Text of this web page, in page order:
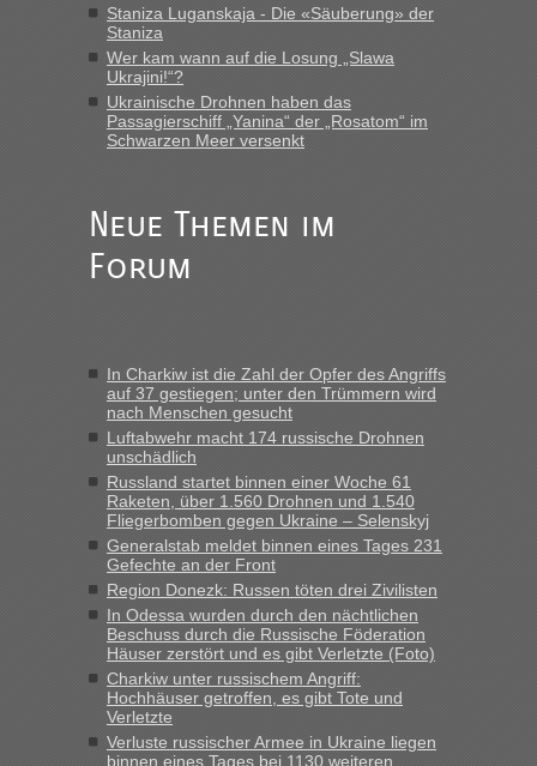
Recht, Visa und Dokumente • Re: Deklaration
gebrauchter Kleidung beim Zoll
„Vielen Dank, mit einem Briefchen meiner Frau im Gepäck
gab es keine Probleme“
fast 11 Milliarden aufgedeckt
„Am besten wäre natürlich, wenn die Frau mit dabei ist.
Alleinreisende Männer stehen schließlich immer unter
Milliarden aufgedeckt
„Kein Zoll. Du musst an sich nur sagen dass das privat ist
und du nicht damit handeln willst. So lange das nicht
Originalverpackt ist und ersichlich das nicht neu sollte es
keine Probleme geben“
Recht, Visa und Dokumente • Deklaration
gebrauchter Kleidung beim Zoll
„Hallo Leute, ich weiß nicht, ob ich hier richtig bin mit meiner
Anfrage. Ich möchte 4 Umzugskartons mit gebrauchter
Straßen Kleidung bei der Einreise in die Ukraine
mitnehmen. Es ist gebrauchte Kleidung...“
Berichte und Reisetipps • Re: An welchem
Grenzübergang zwischen Polen und der Ukraine geht es am
schnellsten?
Staniza Luganskaja - Die «Säuberung» der
Staniza
Wer kam wann auf die Losung „Slawa
Ukrajini!“?
Ukrainische Drohnen haben das
Passagierschiff „Yanina“ der „Rosatom“ im
Schwarzen Meer versenkt
Neue Themen im
Forum
In Charkiw ist die Zahl der Opfer des Angriffs
auf 37 gestiegen; unter den Trümmern wird
nach Menschen gesucht
Luftabwehr macht 174 russische Drohnen
unschädlich
Russland startet binnen einer Woche 61
Raketen, über 1.560 Drohnen und 1.540
Fliegerbomben gegen Ukraine – Selenskyj
Generalstab meldet binnen eines Tages 231
Gefechte an der Front
Region Donezk: Russen töten drei Zivilisten
In Odessa wurden durch den nächtlichen
Beschuss durch die Russische Föderation
Häuser zerstört und es gibt Verletzte (Foto)
Charkiw unter russischem Angriff:
Hochhäuser getroffen, es gibt Tote und
Verletzte
Verluste russischer Armee in Ukraine liegen
binnen eines Tages bei 1130 weiteren